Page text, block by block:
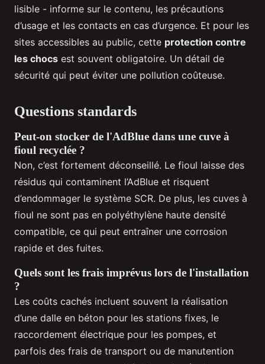
lisible - informe sur le contenu, les précautions
d’usage et les contacts en cas d’urgence. Et pour les
sites accessibles au public, cette protection contre
les chocs est souvent obligatoire. Un détail de
sécurité qui peut éviter une pollution coûteuse.
Questions standards
Peut-on stocker de l'AdBlue dans une cuve à
fioul recyclée ?
Non, c’est fortement déconseillé. Le fioul laisse des
résidus qui contaminent l’AdBlue et risquent
d’endommager le système SCR. De plus, les cuves à
fioul ne sont pas en polyéthylène haute densité
compatible, ce qui peut entraîner une corrosion
rapide et des fuites.
Quels sont les frais imprévus lors de l'installation
?
Les coûts cachés incluent souvent la réalisation
d’une dalle en béton pour les stations fixes, le
raccordement électrique pour les pompes, et
parfois des frais de transport ou de manutention